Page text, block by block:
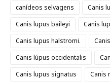
canídeos selvagens
Canis
Canis lupus baileyi
Canis
Canis lupus halstromi.
Canis lúpus occidentalis
Canis lupus signatus
Canis